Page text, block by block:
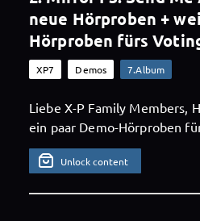
neue Hörproben +
Hörproben fürs
XP7 Demos 7.Album
Liebe X-P Family Members,
ein paar Demo-Hörproben
Unlock content